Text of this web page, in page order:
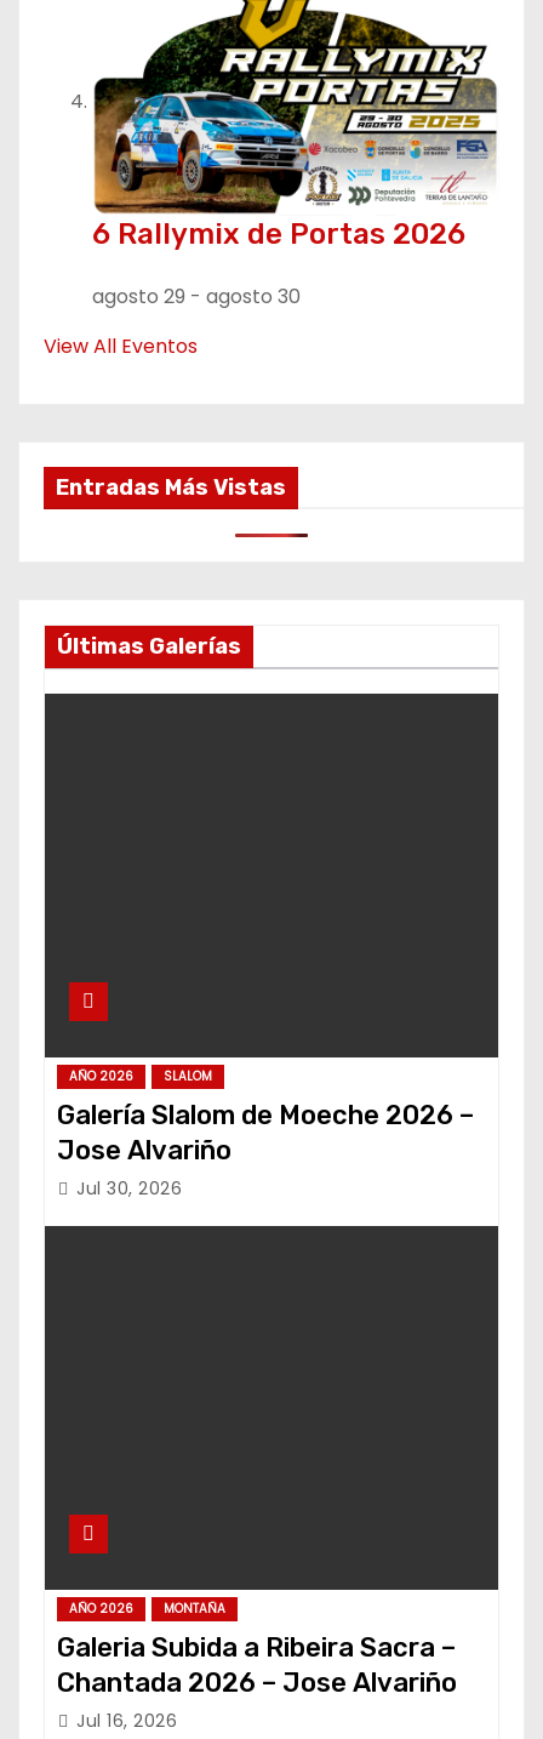
6 Rallymix de Portas 2026
agosto 29 - agosto 30
View All Eventos
Entradas Más Vistas
Últimas Galerías
AÑO 2026 SLALOM
Galería Slalom de Moeche 2026 –
Jose Alvariño
Jul 30, 2026
AÑO 2026 MONTAÑA
Galeria Subida a Ribeira Sacra –
Chantada 2026 – Jose Alvariño
Jul 16, 2026